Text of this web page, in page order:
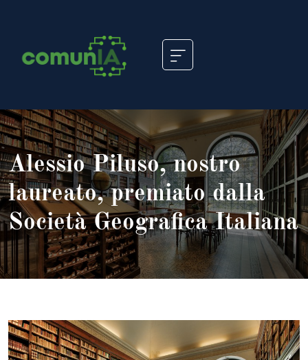
Alessio Piluso, nostro
laureato, premiato dalla
Società Geografica Italiana